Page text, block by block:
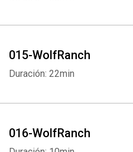
015-WolfRanch
Duración: 22min
016-WolfRanch